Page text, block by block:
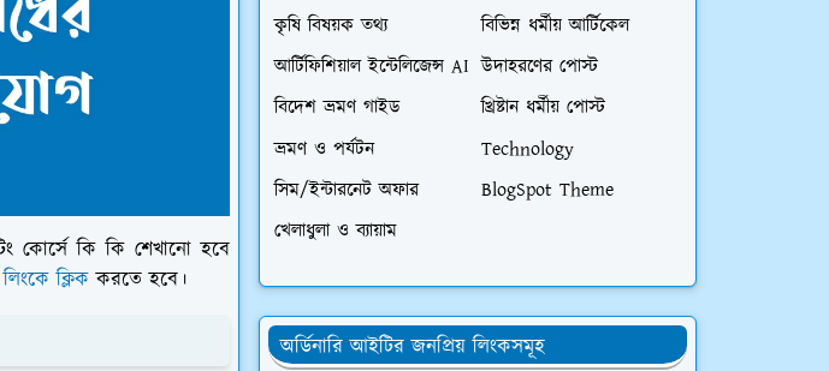
কোর্সে কি কি শেখানো হবে
ক্লিক করতে হবে।
কৃষি বিষয়ক তথ্য
বিভিন্ন ধর্মীয় আর্টিকেল
আর্টিফিশিয়াল ইন্টেলিজেন্স AI উদাহরণের পোস্ট
বিদেশ ভ্রমণ গাইড
খ্রিষ্টান ধর্মীয় পোস্ট
ভ্রমণ ও পর্যটন
Technology
সিম/ইন্টারনেট অফার
BlogSpot Theme
খেলাধুলা ও ব্যায়াম
অর্ডিনারি আইটির জনপ্রিয় লিংকসমূহ